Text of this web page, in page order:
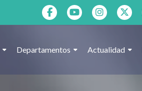
Departamentos Actualidad